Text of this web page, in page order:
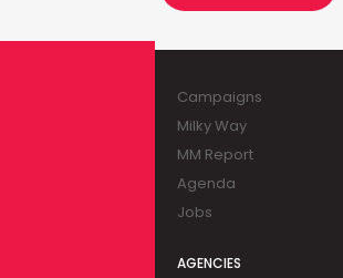
Campaigns
Milky Way
MM Report
Agenda
Jobs
AGENCIES